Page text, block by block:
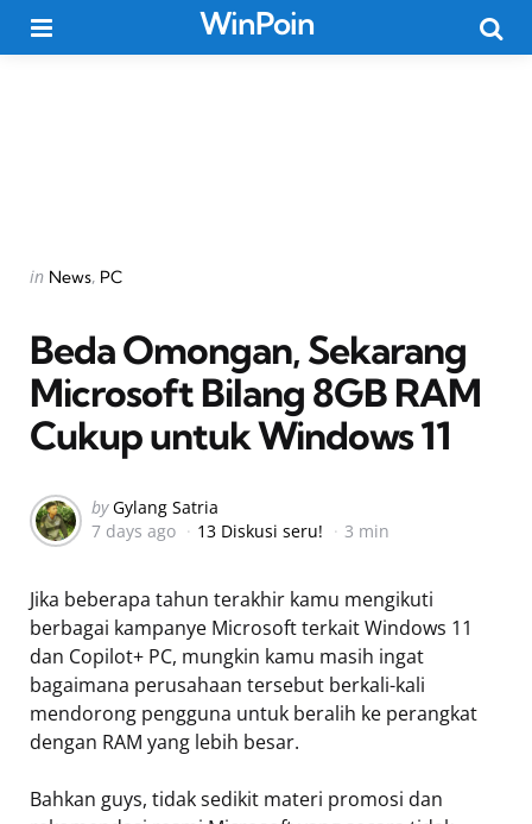
WinPoin
Categories
Posted
in News PC
Beda Omongan, Sekarang
Microsoft Bilang 8GB RAM
Cukup untuk Windows 11
Posted
by
by Gylang Satria
7 days ago
13 Diskusi seru! 3 min
Jika beberapa tahun terakhir kamu mengikuti
berbagai kampanye Microsoft terkait Windows 11
dan Copilot+ PC, mungkin kamu masih ingat
bagaimana perusahaan tersebut berkali-kali
mendorong pengguna untuk beralih ke perangkat
dengan RAM yang lebih besar.
Bahkan guys, tidak sedikit materi promosi dan